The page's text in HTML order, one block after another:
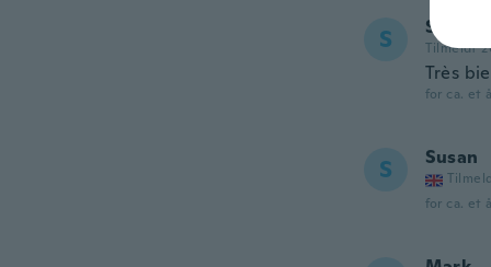
S Steeve
Tilmeldt
Très
for ca. et
S Susan
for ca. et